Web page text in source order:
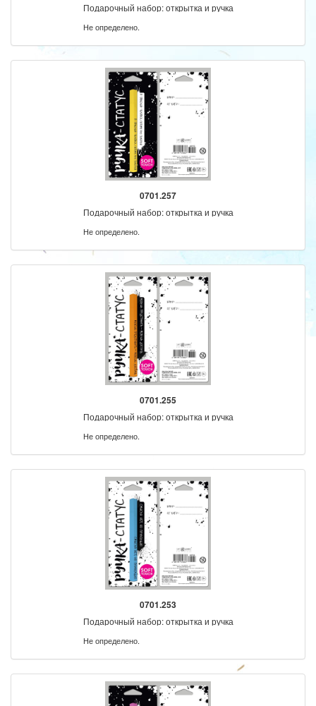
Подарочный набор: открытка и ручка
Не определено.
0701.257
Подарочный набор: открытка и ручка
Не определено.
0701.255
Подарочный набор: открытка и ручка
Не определено.
0701.253
Подарочный набор: открытка и ручка
Не определено.